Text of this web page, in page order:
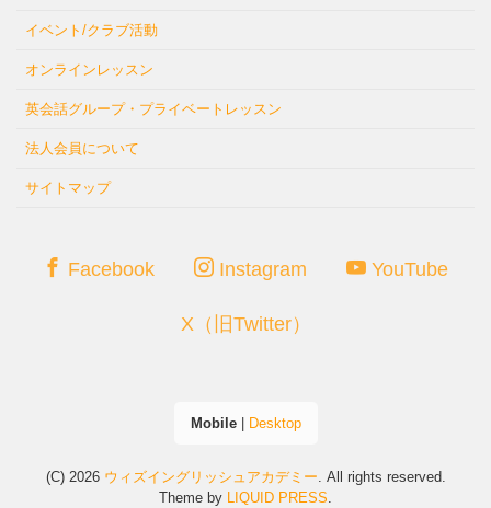
イベント/クラブ活動
オンラインレッスン
英会話グループ・プライベートレッスン
法人会員について
サイトマップ
Facebook Instagram YouTube
X（旧Twitter）
Mobile| Desktop
(C) 2026 ウィズイングリッシュアカデミー . All rights reserved.
Theme by
LIQUID PRESS